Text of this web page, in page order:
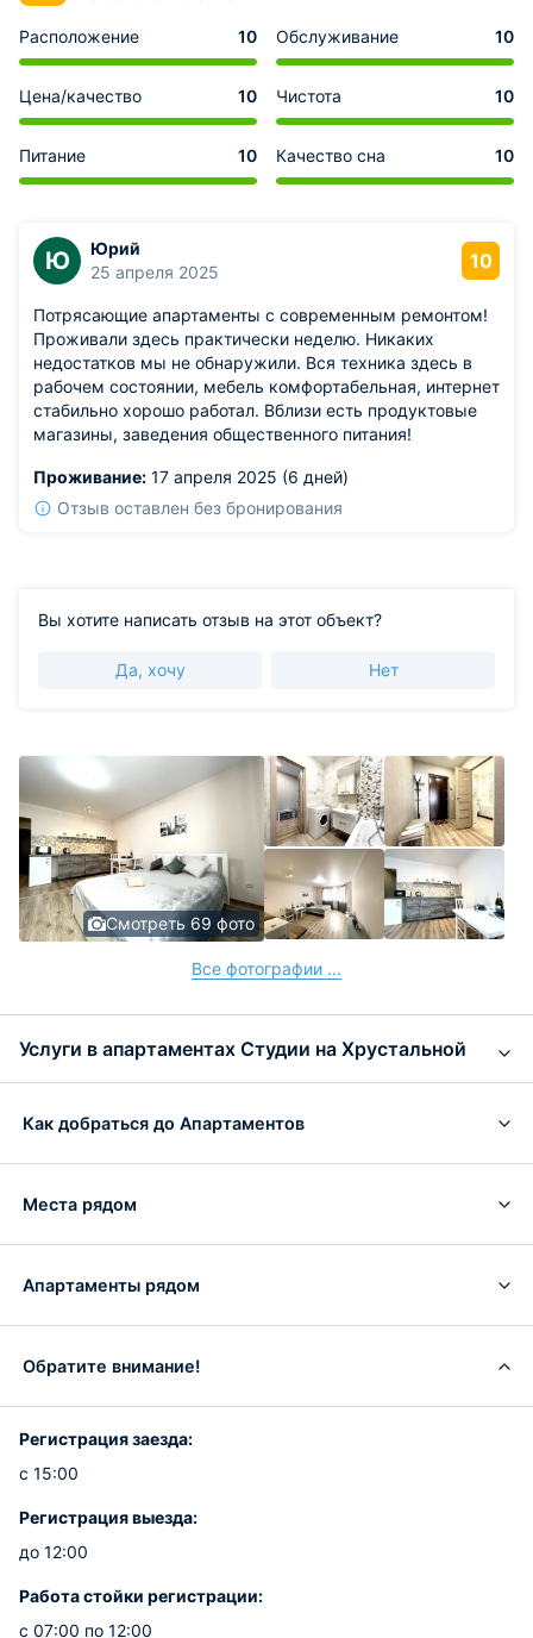
Расположение 10 Обслуживание 10
Цена/качество 10 Чистота 10
Питание 10 Качество сна 10
Ю
Юрий
25 апреля 2025
10
Потрясающие апартаменты с современным ремонтом!
Проживали здесь практически неделю. Никаких
недостатков мы не обнаружили. Вся техника здесь в
рабочем состоянии, мебель комфортабельная, интернет
стабильно хорошо работал. Вблизи есть продуктовые
магазины, заведения общественного питания!
Проживание: 17 апреля 2025 (6 дней)
Отзыв оставлен без бронирования
Вы хотите написать отзыв на этот объект?
Да, хочу Нет
Смотреть 69 фото
Все фотографии ...
Услуги в апартаментах Студии на Хрустальной
Как добраться до Апартаментов
Места рядом
Апартаменты рядом
Обратите внимание!
Регистрация заезда:
с 15:00
Регистрация выезда:
до 12:00
Работа стойки регистрации:
с 07:00 по 12:00